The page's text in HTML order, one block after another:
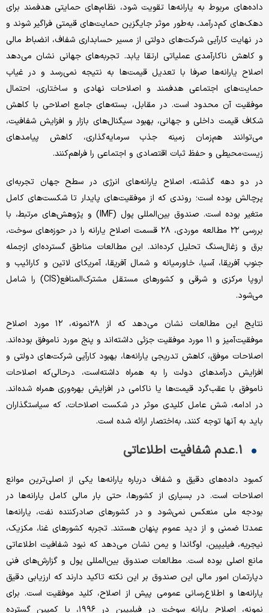
داده‌های مربوط به یارانه‌ها تقویت شود، نظام‌های حمایتی هدفمند برای
دهک‌های کم‌درآمد، به‌طور موثر جایگزین حمایت‌های قیمتی فراگیر شوند و
در نهایت کارآیی شرکت‌های دولتی از مسیر حسابداری شفاف، انضباط مالی
و کاهش ناکارآمدی عملیاتی ارتقا یابد. تجربه‌های جهانی نشان می‌دهد
اصلاح یارانه‌ها صرفا با تعدیل قیمت‌ها به نتیجه نمی‌رسد و در غیاب
حمایت‌های اجتماعی هدفمند و اصلاحات نهادی و ساختاری، احتمال
موفقیت آن محدود است. در مقابل، بسته‌های جامع اصلاحی با کاهش
شکاف قیمت داخلی و جهانی، بهبود سیگنال‌های بازار و افزایش شفافیت،
می‌توانند هم‌زمان زمینه جذب سرمایه‌گذاری، کاهش پیامدهای
زیست‌محیطی و حفظ ثبات اقتصادی و اجتماعی را فراهم‌کنند.
در دو دهه گذشته، اصلاح یارانه‌های انرژی در سطح جهان تجربه‌ای
پرچالش بوده است؛ روندی که از موفقیت‌های پایدار تا شکست‌های کامل
متغیر بوده است. صندوق بین‌المللی پول (IMF) و پژوهش‌های مرتبط، با
بررسی ۲۲ مطالعه موردی، ۲۸ قسمت اصلاح یارانه را در حوزه‌های سوخت،
برق و زغال‌سنگ تحلیل کرده‌اند. این مطالعات مناطق گسترده‌ای ازجمله
جنوب آفریقا، آسیا، خاورمیانه و شمال آفریقا، آمریکای لاتین و کارائیب و
اروپا مرکزی و شرقی و کشورهای مستقل مشترک‌المنافع(CIS) را شامل
می‌شود.
نتایج این مطالعات نشان می‌دهد که از ۲۸نمونه، ۱۲ مورد اصلاح
موفقیت‌آمیز و ۱۱ مورد موفقیت جزئی داشته‌اند و پنج مورد ناموفق بوده‌اند.
اصلاحات موفق، کاهش تدریجی یارانه‌ها، بهبود کارآیی شرکت‌های دولتی و
افزایش درآمدهای دولت را به همراه داشته‌است، درحالی‌که اصلاحات
ناموفق با عقب‌گرد قیمت‌ها یا ناکامی در افزایش بهره‌وری همراه شده‌اند.
در ادامه، شش عامل کلیدی موثر در شکست اصلاحات، که سیاستگذاران
باید به آنها توجه کنند، به‌اختصار ارائه شده است.
1.عدم شفافیت اطلاعاتی
کمبود داده‌های دقیق و شفاف درباره یارانه‌ها یکی از اصلی‌ترین موانع
اصلاحات است. در بسیاری از کشورها، حتی بار مالی کامل یارانه‌ها در
بودجه ملی منعکس نمی‌شود و در کشورهای صادرکننده نفت، یارانه‌ها
عمدتا ضمنی و از دید عموم پنهان هستند. تجربه کشورهای غنا، مکزیک،
نیجریه، فیلیپین، اوگاندا و یمن نشان می‌دهد که نبود شفافیت اطلاعاتی
مانع اصلی بوده است. مطالعات صندوق بین‌المللی پول و گزارش‌های فنی
دپارتمان امور مالی این صندوق بر این نکته تاکید دارند که ارزیابی دقیق
یارانه‌ها و اطلاع‌رسانی عمومی پیش از اصلاح، کلید موفقیت است. برای
نمونه، اصلاح یارانه سوخت در فیلیپین در ۱۹۹۶، با کمپین گسترده